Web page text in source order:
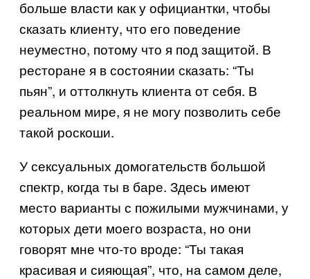
больше власти как у официантки, чтобы
сказать клиенту, что его поведение
неуместно, потому что я под защитой. В
ресторане я в состоянии сказать: “Ты
пьян”, и оттолкнуть клиента от себя. В
реальном мире, я не могу позволить себе
такой роскоши.
У сексуальных домогательств большой
спектр, когда ты в баре. Здесь имеют
место варианты с пожилыми мужчинами, у
которых дети моего возраста, но они
говорят мне что-то вроде: “Ты такая
красивая и сияющая”, что, на самом деле,